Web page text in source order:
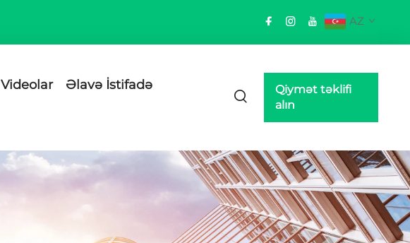
AZ
Videolar
Əlavə İstifadə
Qiymət təklifi
alın